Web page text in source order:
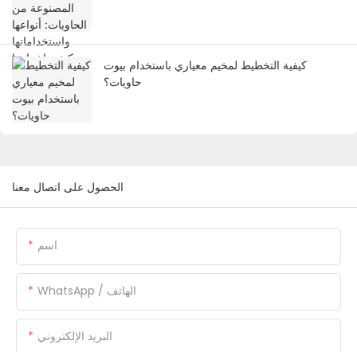
كيفية التخطيط لمخيم معياري باستخدام بيوت
حاويات؟
الحصول على اتصال معنا
اسم
WhatsApp / الهاتف
البريد الإلكتروني